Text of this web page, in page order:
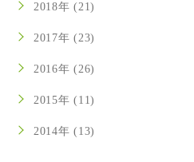
2018年 (21)
2017年 (23)
2016年 (26)
2015年 (11)
2014年 (13)